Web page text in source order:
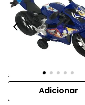
Adicionar